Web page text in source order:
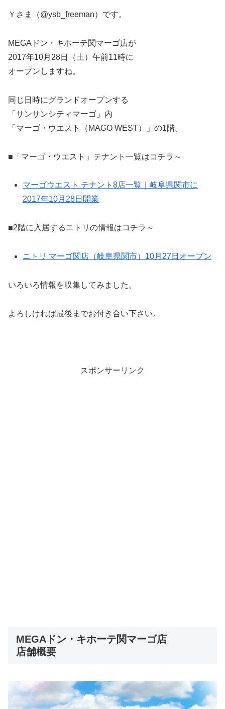
Ｙさま（@ysb_freeman）です。
MEGAドン・キホーテ関マーゴ店が
2017年10月28日（土）午前11時に
オープンしますね。
同じ日時にグランドオープンする
「サンサンシティマーゴ」内
「マーゴ・ウエスト（MAGO WEST）」の1階。
■「マーゴ・ウエスト」テナント一覧はコチラ～
マーゴウエスト テナント8店一覧｜岐阜県関市に
2017年10月28日開業
■2階に入居するニトリの情報はコチラ～
ニトリ マーゴ関店（岐阜県関市）10月27日オープン
いろいろ情報を収集してみました。
よろしければ最後までお付き合い下さい。
スポンサーリンク
MEGAドン・キホーテ関マーゴ店
店舗概要